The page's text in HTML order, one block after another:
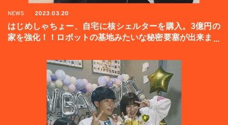
NEWS 2023.03.20
はじめしゃちょー、自宅に核シェルターを購入。3億円の
家を強化！！ロボットの基地みたいな秘密要塞が出来まし